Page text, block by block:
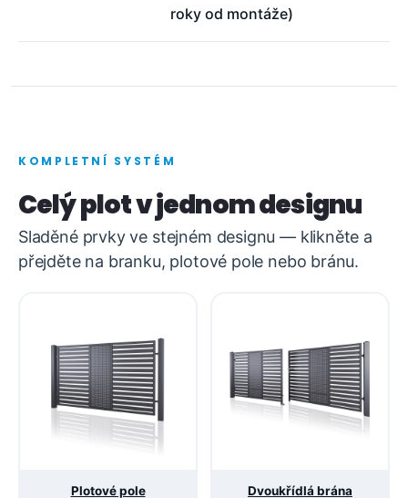
roky od montáže)
KOMPLETNÍ SYSTÉM
Celý plot v jednom designu
Sladěné prvky ve stejném designu — klikněte a
přejděte na branku, plotové pole nebo bránu.
Plotové pole Dvoukřídlá brána